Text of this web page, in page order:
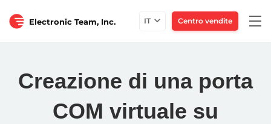
Electronic Team, Inc. IT Centro vendite
Creazione di una porta
COM virtuale su